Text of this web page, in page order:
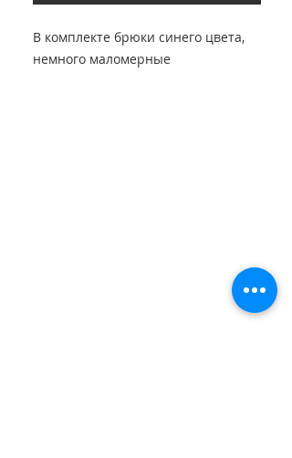
В комплекте брюки синего цвета,
немного маломерные